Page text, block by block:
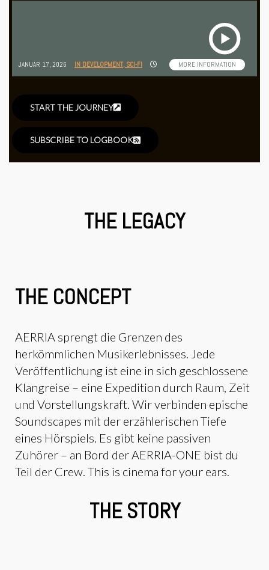
JANUAR 17, 2026 IN DEVELOPMENT, SCI-FI MORE INFORMATION
START THE JOURNEY
SUBSCRIBE TO LOGBOOK
THE LEGACY
THE CONCEPT
AERRIA sprengt die Grenzen des
herkömmlichen Musikerlebnisses. Jede
Veröffentlichung ist eine in sich geschlossene
Klangreise – eine Expedition durch Raum, Zeit
und Vorstellungskraft. Wir verbinden epische
Soundscapes mit der erzählerischen Tiefe
eines Hörspiels. Es gibt keine passiven
Zuhörer – an Bord der AERRIA-ONE bist du
Teil der Crew. This is cinema for your ears.
THE STORY